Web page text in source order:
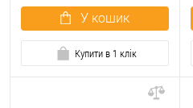
У кошик
Купити в 1 клік